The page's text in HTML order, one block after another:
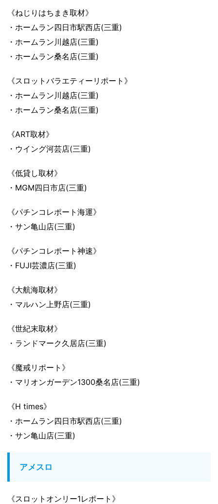
《ねじりはちまき取材》
・ホームラン四日市駅西店(三重)
・ホームラン川越店(三重)
・ホームラン桑名店(三重)
《スロットバラエティーリポート》
・ホームラン川越店(三重)
・ホームラン桑名店(三重)
《ART取材》
・ウイング河芸店(三重)
《低貸し取材》
・MGM四日市店(三重)
《パチンコレポート海運》
・サン亀山店(三重)
《パチンコレポート神速》
・FUJI芸濃店(三重)
《大航海取材》
・マルハン上野店(三重)
《世紀末取材》
・ランドマーク久居店(三重)
《魔戒リポート》
・マリオンガーデン1300桑名店(三重)
《H times》
・ホームラン四日市駅西店(三重)
・サン亀山店(三重)
アメスロ
《スロットオンリー1レポート》